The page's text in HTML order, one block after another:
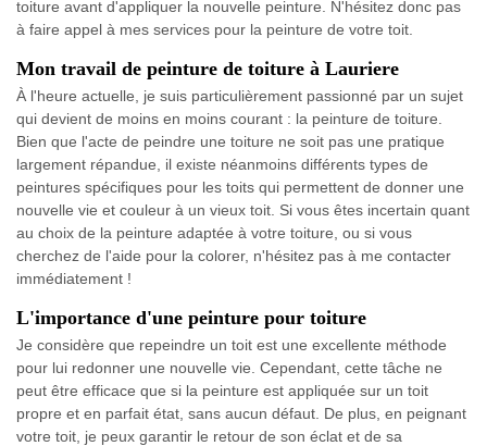
toiture avant d'appliquer la nouvelle peinture. N'hésitez donc pas
à faire appel à mes services pour la peinture de votre toit.
Mon travail de peinture de toiture à Lauriere
À l'heure actuelle, je suis particulièrement passionné par un sujet
qui devient de moins en moins courant : la peinture de toiture.
Bien que l'acte de peindre une toiture ne soit pas une pratique
largement répandue, il existe néanmoins différents types de
peintures spécifiques pour les toits qui permettent de donner une
nouvelle vie et couleur à un vieux toit. Si vous êtes incertain quant
au choix de la peinture adaptée à votre toiture, ou si vous
cherchez de l'aide pour la colorer, n'hésitez pas à me contacter
immédiatement !
L'importance d'une peinture pour toiture
Je considère que repeindre un toit est une excellente méthode
pour lui redonner une nouvelle vie. Cependant, cette tâche ne
peut être efficace que si la peinture est appliquée sur un toit
propre et en parfait état, sans aucun défaut. De plus, en peignant
votre toit, je peux garantir le retour de son éclat et de sa